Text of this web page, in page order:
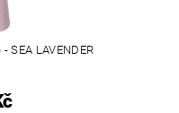
SEA LAVENDER